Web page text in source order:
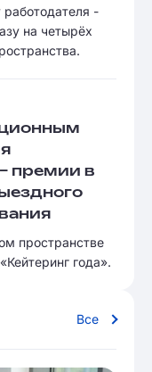
работодателя -
на четырёх
премии в
пространстве
года».
Все